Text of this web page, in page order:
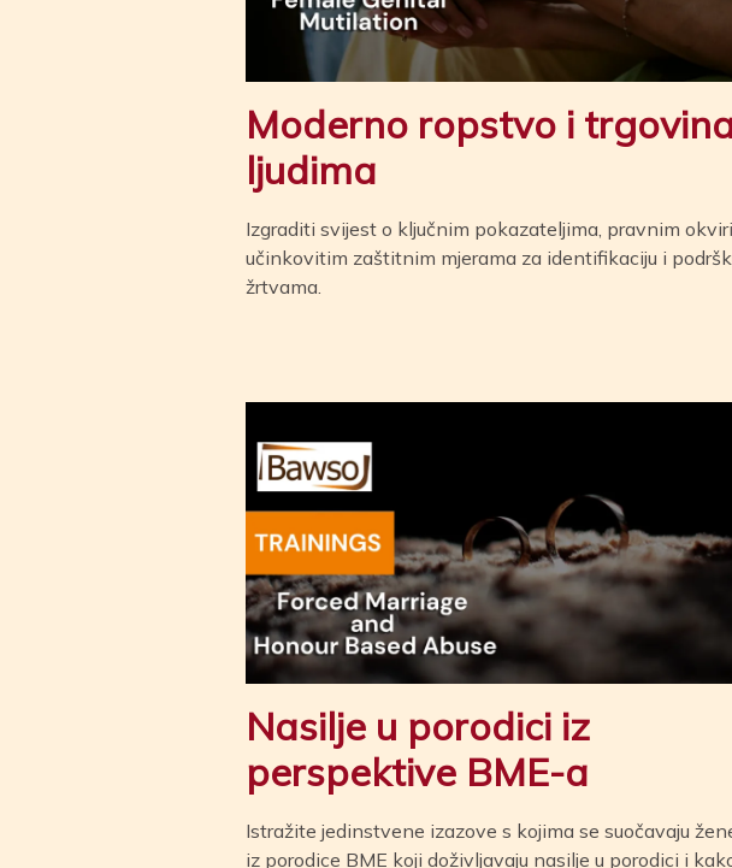
Moderno ropstvo i
ljudima
Izgraditi svijest o ključnim pokazateljima, pravnim
učinkovitim zaštitnim mjerama za identifikaciju i
žrtvama.
Nasilje u porodici iz
perspektive BME-a
Istražite jedinstvene izazove s kojima se suočavaju
iz porodice BME koji doživljavaju nasilje u porodici i